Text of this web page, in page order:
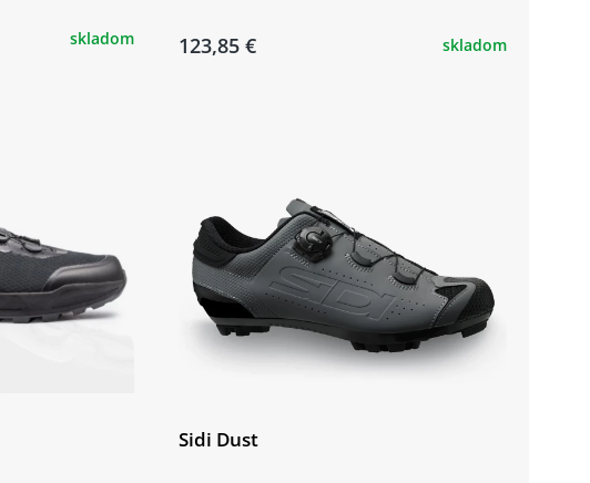
skladom 123,85 € skladom
Sidi Dust